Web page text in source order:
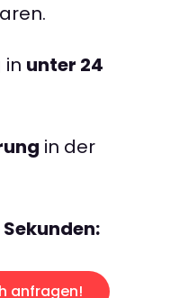
in unter 24
in der
anfragen!